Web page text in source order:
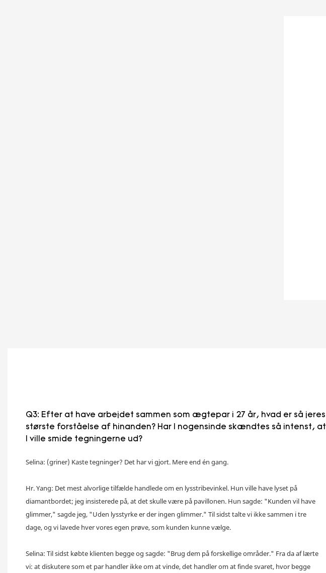
Q3: Efter at have arbejdet sammen som ægtepar i 27 år, hvad er så jeres
største forståelse af hinanden? Har I nogensinde skændtes så intenst, at
I ville smide tegningerne ud?
Selina: (griner) Kaste tegninger? Det har vi gjort. Mere end én gang.
Hr. Yang: Det mest alvorlige tilfælde handlede om en lysstribevinkel. Hun ville have lyset på
diamantbordet; jeg insisterede på, at det skulle være på pavillonen. Hun sagde: "Kunden vil have
glimmer," sagde jeg, "Uden lysstyrke er der ingen glimmer." Til sidst talte vi ikke sammen i tre
dage, og vi lavede hver vores egen prøve, som kunden kunne vælge.
Selina: Til sidst købte klienten begge og sagde: "Brug dem på forskellige områder." Fra da af lærte
vi: at diskutere som et par handler ikke om at vinde, det handler om at finde svaret, hvor begge